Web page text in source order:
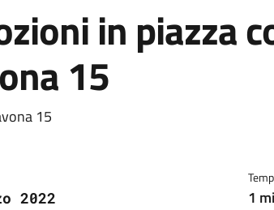
in piazza
15
della notizia
15
2022 1